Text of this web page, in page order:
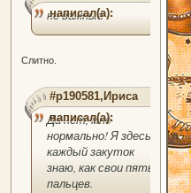
написал(а):
не важные
Слитно.
#p190581,Ириса
написал(а):
Да нет, мне
нормально! Я здесь
каждый закуток
знаю, как свои пять
пальцев.